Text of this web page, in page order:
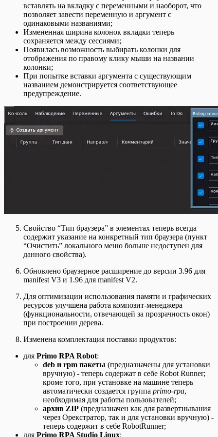
вставлять на вкладку с переменными и наоборот, что
позволяет завести переменную и аргумент с
одинаковыми названиями;
Измененная ширина колонок вкладки теперь
сохраняется между сессиями;
Появилась возможность выбирать колонки для
отображения по правому клику мыши на названии
колонки;
При попытке вставки аргумента с существующим
названием демонстрируется соответствующее
предупреждение.
Свойство “Тип браузера” в элементах теперь всегда
содержит указание на конкретный тип браузера (пункт
“Очистить” локального меню больше недоступен для
данного свойства).
Обновлено браузерное расширение до версии 3.96 для
manifest V3 и 1.96 для manifest V2.
Для оптимизации использования памяти и графических
ресурсов улучшена работа композит-менеджера
(функциональности, отвечающей за прозрачность окон)
при построении дерева.
Изменена комплектация поставки продуктов:
для Primo RPA Robot:
deb и rpm пакеты (предназначены для установки
вручную) - теперь содержат в себе Robot Runner;
кроме того, при установке на машине теперь
автоматически создается группа primo-rpa,
необходимая для работы пользователей;
архив ZIP (предназначен как для развертнывания
через Орекстратор, так и для установки вручную) -
теперь содержит в себе RobotRunner;
для Primo RPA Studio Linux: